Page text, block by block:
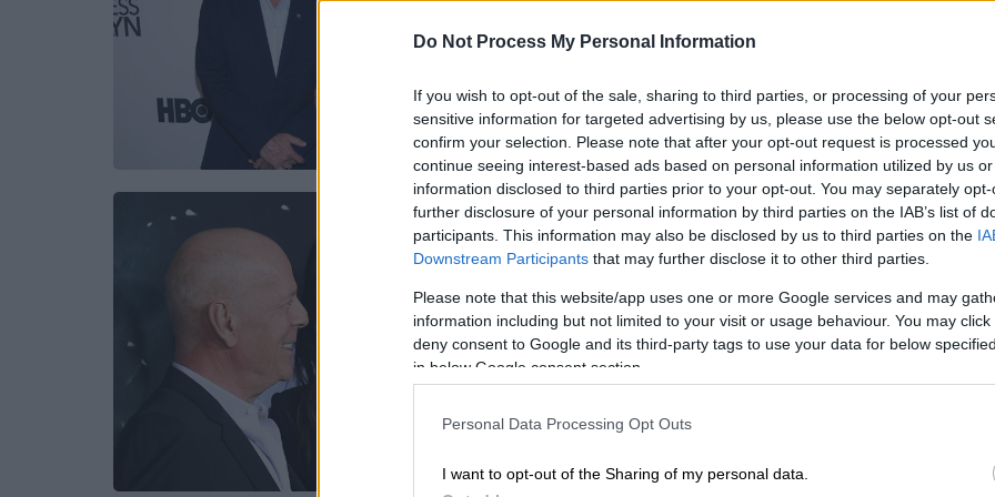
Do Not Process My Personal Information
If you wish to opt-out of the sale, sharing to third parties, or processing of your
sensitive information for targeted advertising by us, please use the below opt-out
confirm your selection. Please note that after your opt-out request is processed
continue seeing interest-based ads based on personal information utilized by us
information disclosed to third parties prior to your opt-out. You may separately
further disclosure of your personal information by third parties on the IAB’s list of
participants. This information may also be disclosed by us to third parties on the
Downstream Participants that may further disclose it to other third parties.
Please note that this website/app uses one or more Google services and may
information including but not limited to your visit or usage behaviour. You may
deny consent to Google and its third-party tags to use your data for below
in below Google consent section.
Personal Data Processing Opt Outs
I want to opt-out of the Sharing of my personal data.
ολόκληρη η οικογένεια του ηθοποιού
τη διάγνωση του χολιγουντιανού
σταρ με μετωποκροταφική άνοια
Lifestyle 30.08.2025 16:15
Μπρους Γουίλις: Η σύζυγός του
απαντά στα αρνητικά σχόλια μετά
την αποκάλυψη ότι ο ηθοποιός ζει
σε διαφορετικό σπίτι
Όπως ανέφερε η ίδια, αισθάνεται ότι
αδικήθηκε, υπογραμμίζοντας πως οι
φροντιστές συχνά αντιμετωπίζουν
αυστηρή κριτική από ανθρώπους που
δεν έχουν βιώσει παρόμοιες